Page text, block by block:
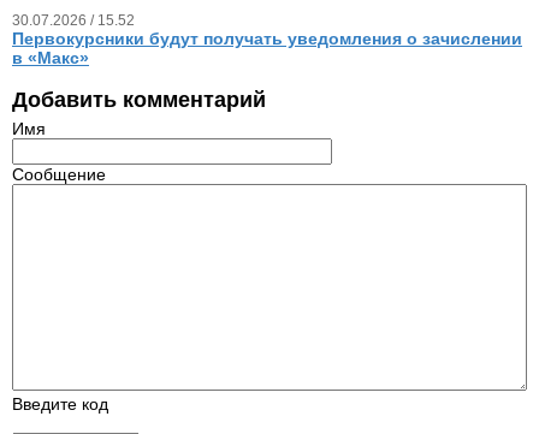
30.07.2026 / 15.52
Первокурсники будут получать уведомления о зачислении
в «Макс»
Добавить комментарий
Имя
Сообщение
Введите код